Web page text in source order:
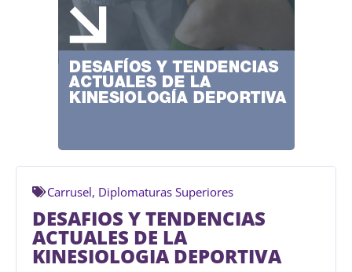
Carrusel, Diplomaturas Superiores
DESAFIOS Y TENDENCIAS
ACTUALES DE LA
KINESIOLOGIA DEPORTIVA